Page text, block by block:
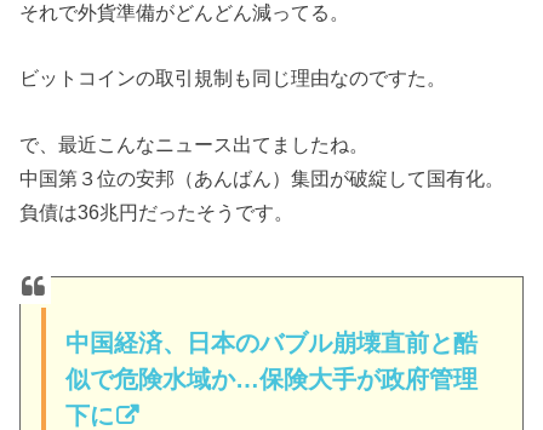
それで外貨準備がどんどん減ってる。
ビットコインの取引規制も同じ理由なのですた。
で、最近こんなニュース出てましたね。
中国第３位の安邦（あんばん）集団が破綻して国有化。
負債は36兆円だったそうです。
中国経済、日本のバブル崩壊直前と酷
似で危険水域か…保険大手が政府管理
下に